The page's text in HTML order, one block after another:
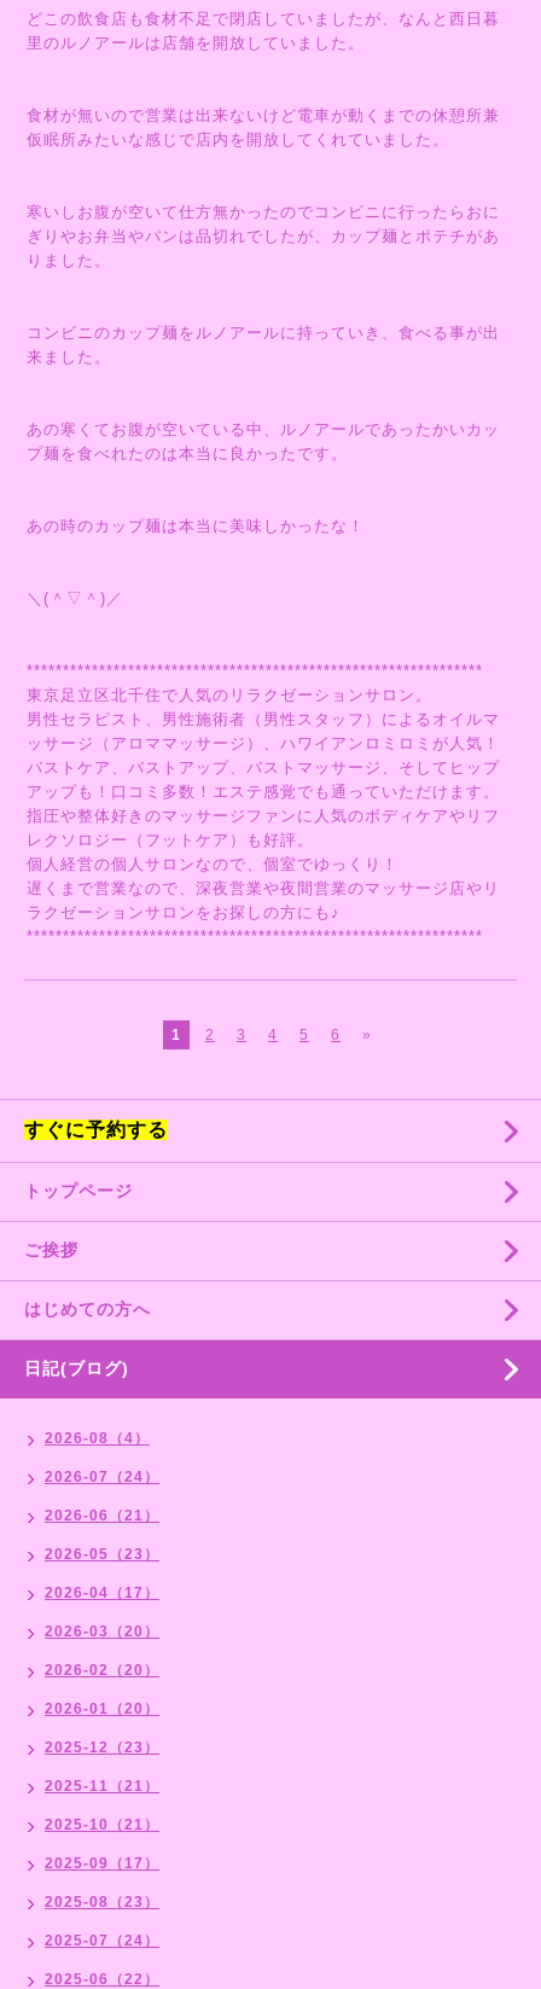
どこの飲食店も食材不足で閉店していましたが、なんと西日暮
里のルノアールは店舗を開放していました。
食材が無いので営業は出来ないけど電車が動くまでの休憩所兼
仮眠所みたいな感じで店内を開放してくれていました。
寒いしお腹が空いて仕方無かったのでコンビニに行ったらおに
ぎりやお弁当やパンは品切れでしたが、カップ麺とポテチがあ
りました。
コンビニのカップ麺をルノアールに持っていき、食べる事が出
来ました。
あの寒くてお腹が空いている中、ルノアールであったかいカッ
プ麺を食べれたのは本当に良かったです。
あの時のカップ麺は本当に美味しかったな！
＼(＾▽＾)／
***************************************************************
東京足立区北千住で人気のリラクゼーションサロン。
男性セラピスト、男性施術者（男性スタッフ）によるオイルマ
ッサージ（アロママッサージ）、ハワイアンロミロミが人気！
バストケア、バストアップ、バストマッサージ、そしてヒップ
アップも！口コミ多数！エステ感覚でも通っていただけます。
指圧や整体好きのマッサージファンに人気のボディケアやリフ
レクソロジー（フットケア）も好評。
個人経営の個人サロンなので、個室でゆっくり！
遅くまで営業なので、深夜営業や夜間営業のマッサージ店やリ
ラクゼーションサロンをお探しの方にも♪
***************************************************************
1 2 3 4 5 6 »
すぐに予約する
トップページ
ご挨拶
はじめての方へ
日記(ブログ)
2026-08（4）
2026-07（24）
2026-06（21）
2026-05（23）
2026-04（17）
2026-03（20）
2026-02（20）
2026-01（20）
2025-12（23）
2025-11（21）
2025-10（21）
2025-09（17）
2025-08（23）
2025-07（24）
2025-06（22）